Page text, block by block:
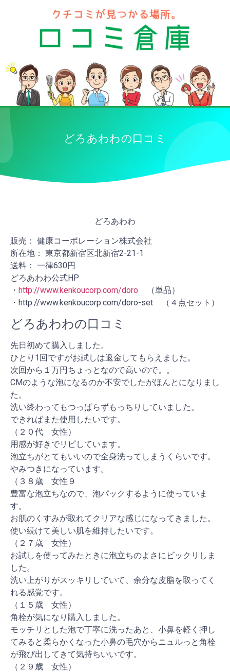
どろあわわの口コミ
どろあわわ
販売： 健康コーポレーション株式会社
所在地： 東京都新宿区北新宿2-21-1
送料： 一律630円
どろあわわ公式HP
・ http://www.kenkoucorp.com/doro
（単品）
・http://www.kenkoucorp.com/doro-set （４点セット）
どろあわわの口コミ
先日初めて購入しました。
ひとり1回ですがお試しは返金してもらえました。
次回から１万円ちょっとなので高いので。。
CMのような泡になるのか不安でしたがほんとになりまし
た。
洗い終わってもつっぱらずもっちりしていました。
できればまた使用したいです。
（２０代 女性）
用感が好きでリピしています。
泡立ちがとてもいいので全身洗ってしまうくらいです。
やみつきになっています。
（３８歳 女性９
豊富な泡立ちなので、泡パックするように使っていま
す。
お肌のくすみが取れてクリアな感じになってきました。
使い続けて美しい肌を維持したいです。
（２７歳 女性）
お試しを使ってみたときに泡立ちのよさにビックリしま
した。
洗い上がりがスッキリしていて、余分な皮脂を取ってく
れる感覚です。
（１５歳 女性）
角栓が気になり購入しました。
モッチリとした泡で丁寧に洗ったあと、小鼻を軽く押し
てみると柔らかくなった小鼻の毛穴からニュルっと角栓
が飛び出してきて気持ちいいです。
（２９歳 女性）